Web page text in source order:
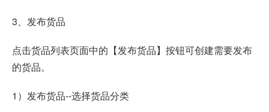
3、发布货品
点击货品列表页面中的【发布货品】按钮可创建需要发布
的货品。
1）发布货品--选择货品分类